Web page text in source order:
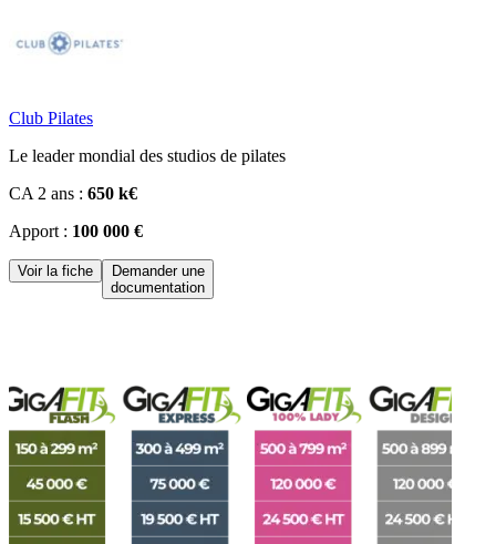
Club Pilates
Le leader mondial des studios de pilates
CA 2 ans : 650 k€
Apport : 100 000 €
Voir la fiche
Demander une
documentation